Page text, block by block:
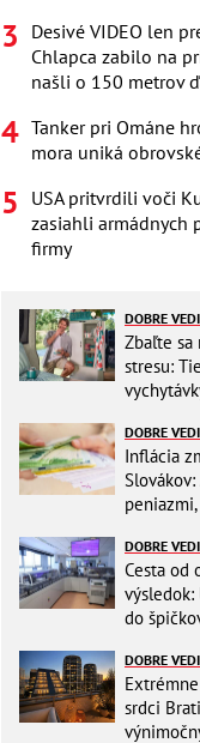
Desivé VIDEO len
Chlapca zabilo na
našli o 150 metrov
Tanker pri Ománe
mora uniká
USA pritvrdili voči
zasiahli armádnych
firmy
DOBRE
Zbaľte sa
stresu:
DOBRE
Inflácia
DOBRE
Cesta od
do
DOBRE
srdci